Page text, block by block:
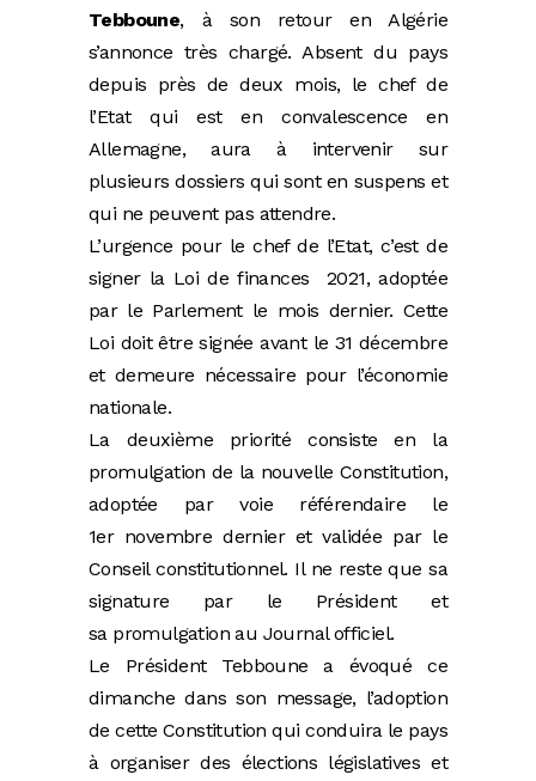
Tebboune, à son retour en Algérie
s’annonce très chargé. Absent du pays
depuis près de deux mois, le chef de
l’Etat qui est en convalescence en
Allemagne, aura à intervenir sur
plusieurs dossiers qui sont en suspens et
qui ne peuvent pas attendre.
L’urgence pour le chef de l’Etat, c’est de
signer la Loi de finances 2021, adoptée
par le Parlement le mois dernier. Cette
Loi doit être signée avant le 31 décembre
et demeure nécessaire pour l’économie
nationale.
La deuxième priorité consiste en la
promulgation de la nouvelle Constitution,
adoptée par voie référendaire le
1er novembre dernier et validée par le
Conseil constitutionnel. Il ne reste que sa
signature par le Président et
sa promulgation au Journal officiel.
Le Président Tebboune a évoqué ce
dimanche dans son message, l’adoption
de cette Constitution qui conduira le pays
à organiser des élections législatives et